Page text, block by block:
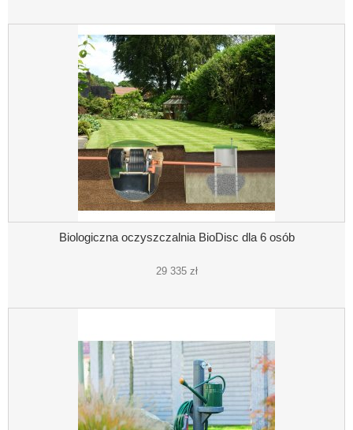
Biologiczna oczyszczalnia BioDisc dla 6 osób
29 335 zł